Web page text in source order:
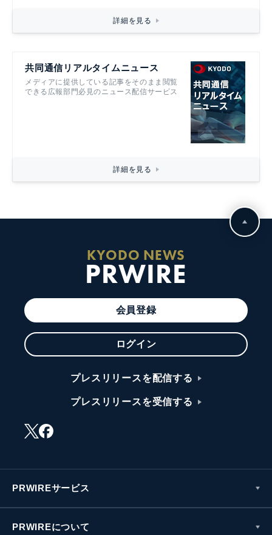
詳細を見る
共同通信リアルタイムニュース
メディアに提供している記事をそのまま閲覧
できる広報部門必見のニュース配信サービス
詳細を見る
KYODO NEWS
PRWIRE
会員登録
ログイン
プレスリリースを配信する
プレスリリースを受信する
PRWIREサービス
PRWIREについて